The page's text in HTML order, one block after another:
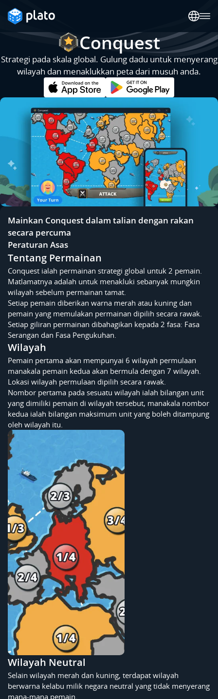
Conquest
Strategi pada skala global. Gulung dadu untuk menyerang
wilayah dan menaklukkan peta dari musuh anda.
Mainkan Conquest dalam talian dengan rakan
secara percuma
Peraturan Asas
Tentang Permainan
Conquest ialah permainan strategi global untuk 2 pemain.
Matlamatnya adalah untuk menakluki sebanyak mungkin
wilayah sebelum permainan tamat.
Setiap pemain diberikan warna merah atau kuning dan
pemain yang memulakan permainan dipilih secara rawak.
Setiap giliran permainan dibahagikan kepada 2 fasa: Fasa
Serangan dan Fasa Pengukuhan.
Wilayah
Pemain pertama akan mempunyai 6 wilayah permulaan
manakala pemain kedua akan bermula dengan 7 wilayah.
Lokasi wilayah permulaan dipilih secara rawak.
Nombor pertama pada sesuatu wilayah ialah bilangan unit
yang dimiliki pemain di wilayah tersebut, manakala nombor
kedua ialah bilangan maksimum unit yang boleh ditampung
oleh wilayah itu.
Wilayah Neutral
Selain wilayah merah dan kuning, terdapat wilayah
berwarna kelabu milik negara neutral yang tidak menyerang
mana-mana pemain.